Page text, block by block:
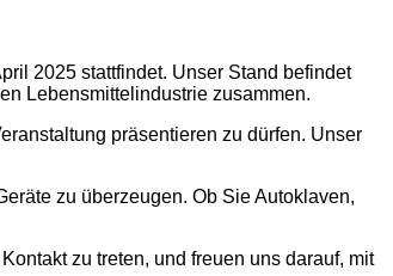
2025 stattfindet. Unser Stand befindet
Lebensmittelindustrie zusammen.
präsentieren zu dürfen. Unser
zu überzeugen. Ob Sie Autoklaven,
zu treten, und freuen uns darauf, mit